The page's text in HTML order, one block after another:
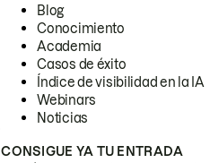
Blog
Conocimiento
Academia
Casos de éxito
Índice de visibilidad en la IA
Webinars
Noticias
CONSIGUE YA TU ENTRADA